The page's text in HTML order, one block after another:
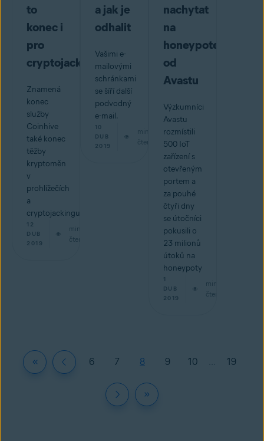
to
konec i
pro
cryptojacking?
Znamená
konec
služby
Coinhive
také konec
těžby
kryptoměn
v
prohlížečích
a
cryptojackingu?
12
DUB
2019
min
čtení
a jak je
odhalit
Vašimi e-
mailovými
schránkami
se šíří další
podvodný
e-mail.
10
DUB
2019
min
čtení
nachytat
na
honeypotech
od
Avastu
Výzkumníci
Avastu
rozmístili
500 IoT
zařízení s
otevřeným
portem a
za pouhé
čtyři dny
se útočníci
pokusili o
23 milionů
útoků na
honeypoty
1
DUB
2019
min
čtení
6 7 8 9 10 19